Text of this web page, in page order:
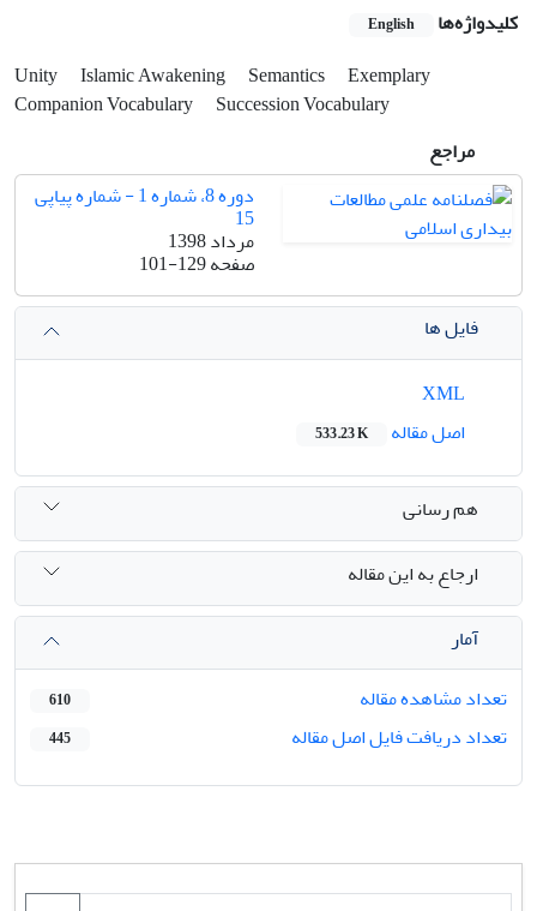
کلیدواژه‌ها English
Unity Islamic Awakening Semantics
Exemplary
Companion Vocabulary
Succession Vocabulary
مراجع
دوره 8، شماره 1 - شماره پیاپی
15
مرداد 1398
صفحه101-129
فایل ها
اصل مقاله
533.23 K
هم رسانی
ارجاع به این مقاله
آمار
تعداد مشاهده مقاله
610
تعداد دریافت فایل اصل مقاله 445